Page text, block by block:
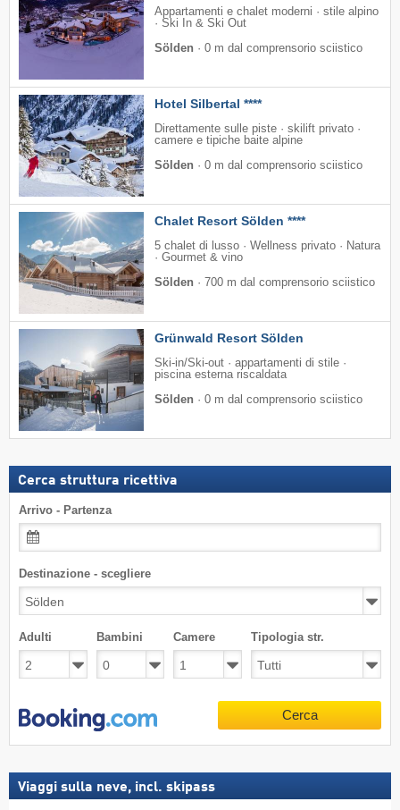
Appartamenti e chalet moderni · stile alpino
· Ski In & Ski Out
Sölden · 0 m dal comprensorio sciistico
Hotel Silbertal ****
Direttamente sulle piste · skilift privato ·
camere e tipiche baite alpine
Sölden · 0 m dal comprensorio sciistico
Chalet Resort Sölden ****
5 chalet di lusso · Wellness privato · Natura
· Gourmet & vino
Sölden · 700 m dal comprensorio sciistico
Grünwald Resort Sölden
Ski-in/Ski-out · appartamenti di stile ·
piscina esterna riscaldata
Sölden · 0 m dal comprensorio sciistico
Cerca struttura ricettiva
Arrivo - Partenza
Destinazione - scegliere
Adulti Bambini Camere Tipologia str.
Cerca
Viaggi sulla neve, incl. skipass